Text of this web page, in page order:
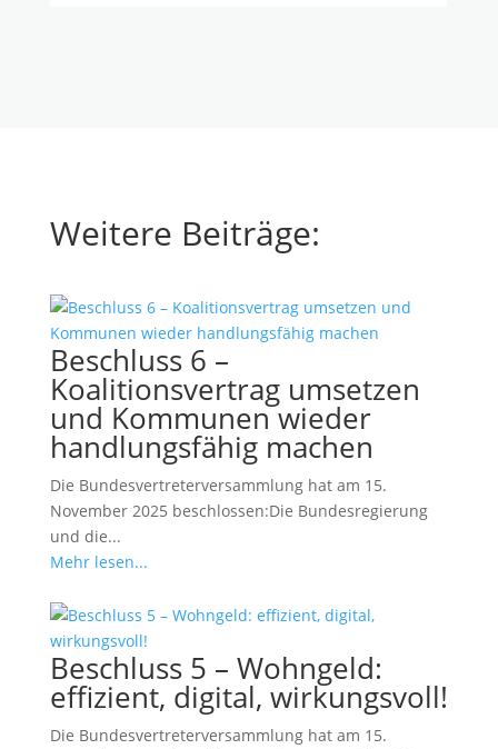
Weitere Beiträge:
Beschluss 6 –
Koalitionsvertrag umsetzen
und Kommunen wieder
handlungsfähig machen
Die Bundesvertreterversammlung hat am 15.
November 2025 beschlossen:Die Bundesregierung
und die...
Mehr lesen...
Beschluss 5 – Wohngeld:
effizient, digital, wirkungsvoll!
Die Bundesvertreterversammlung hat am 15.